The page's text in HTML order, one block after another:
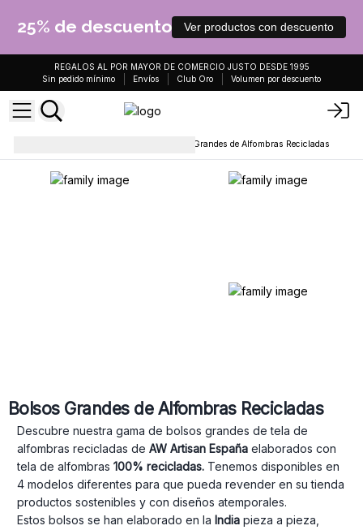
25% de descuento Ver productos con descuento
REGALOS AL POR MAYOR DE COMERCIO JUSTO DESDE 1995
Sin pedido mínimo
Envíos Club Oro Volumen por descuento
Bolsos Grandes de Alfombras Recicladas
Bolsos Grandes de Alfombras Recicladas
Descubre nuestra gama de bolsos grandes de tela de
alfombras recicladas de AW Artisan Españaelaborados con
tela de alfombras 100% recicladas. Tenemos disponibles en
4 modelos diferentes para que pueda revender en su tienda
productos sostenibles y con diseños atemporales.
Estos bolsos se han elaborado en la India pieza a pieza,